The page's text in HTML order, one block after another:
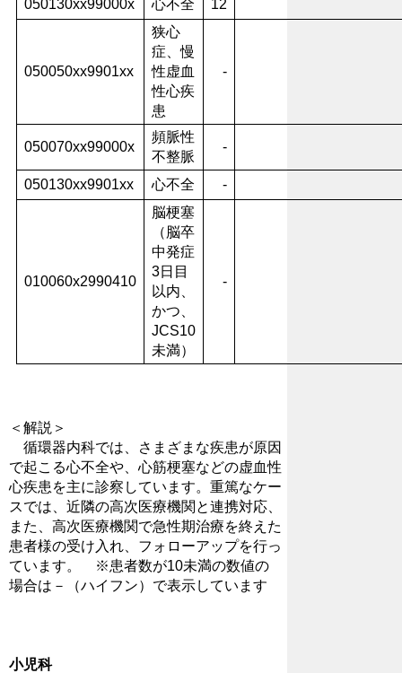
050130xx99000x 心不全 12
050050xx9901xx
狭心
症、慢
性虚血
性心疾
患
-
050070xx99000x
頻脈性
不整脈
-
050130xx9901xx 心不全 -
010060x2990410
脳梗塞
（脳卒
中発症
3日目
以内、
かつ、
JCS10
未満）
-
＜解説＞
循環器内科では、さまざまな疾患が原因
で起こる心不全や、心筋梗塞などの虚血性
心疾患を主に診察しています。重篤なケー
スでは、近隣の高次医療機関と連携対応、
また、高次医療機関で急性期治療を終えた
患者様の受け入れ、フォローアップを行っ
ています。 ※患者数が10未満の数値の
場合は－（ハイフン）で表示しています
小児科